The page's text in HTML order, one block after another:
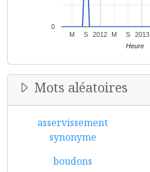
2012 2013
M S M S
0
Heure
Mots aléatoires
asservissement
synonyme
boudons